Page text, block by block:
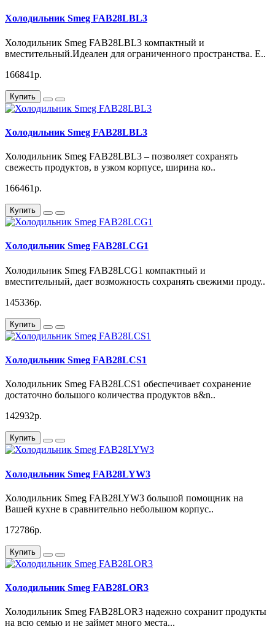
Холодильник Smeg FAB28LBL3
Холодильник Smeg FAB28LBL3 компактный и
вместительный.Идеален для ограниченного пространства. Е..
166841р.
Купить
Холодильник Smeg FAB28LBL3
Холодильник Smeg FAB28LBL3 – позволяет сохранять
свежесть продуктов, в узком корпусе, ширина ко..
166461р.
Купить
Холодильник Smeg FAB28LCG1
Холодильник Smeg FAB28LCG1 компактный и
вместительный, дает возможность сохранять свежими проду..
145336р.
Купить
Холодильник Smeg FAB28LCS1
Холодильник Smeg FAB28LCS1 обеспечивает сохранение
достаточно большого количества продуктов в&n..
142932р.
Купить
Холодильник Smeg FAB28LYW3
Холодильник Smeg FAB28LYW3 большой помощник на
Вашей кухне в сравнительно небольшом корпус..
172786р.
Купить
Холодильник Smeg FAB28LOR3
Холодильник Smeg FAB28LOR3 надежно сохранит продукты
на всю семью и не займет много места...